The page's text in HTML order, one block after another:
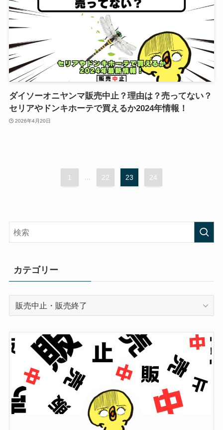
ダイソーオニヤンマ販売中止？理由は？売ってない？
セリアやドンキホーテで買えるか2024年情報！
2026年4月20日
1 ... 22 23 24
カテゴリー
カ
リ
ー